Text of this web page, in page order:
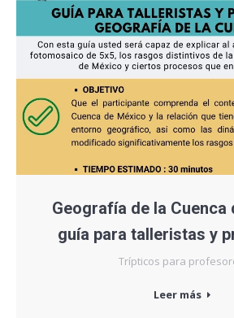
Geografía de la Cuenca
guía para talleristas y
Trípticos para
Leer más